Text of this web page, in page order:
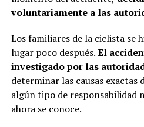
voluntariamente a las
Los familiares de la ciclista se
lugar poco después.El
investigado por las
determinar las causas exactas
algún tipo de responsabilidad
ahora se conoce.